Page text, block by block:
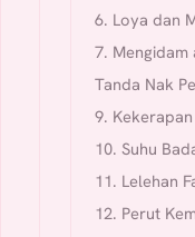
6. Loya dan
7. Mengidam
Tanda Nak
9.
10. Suhu
11. Lelehan
12. Perut